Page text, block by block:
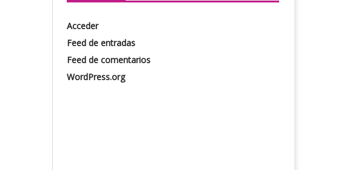
Acceder
Feed de entradas
Feed de comentarios
WordPress.org